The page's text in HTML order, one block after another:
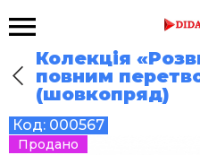
Колекція
повним
(шовкопряд)
Код: 000567
Продано